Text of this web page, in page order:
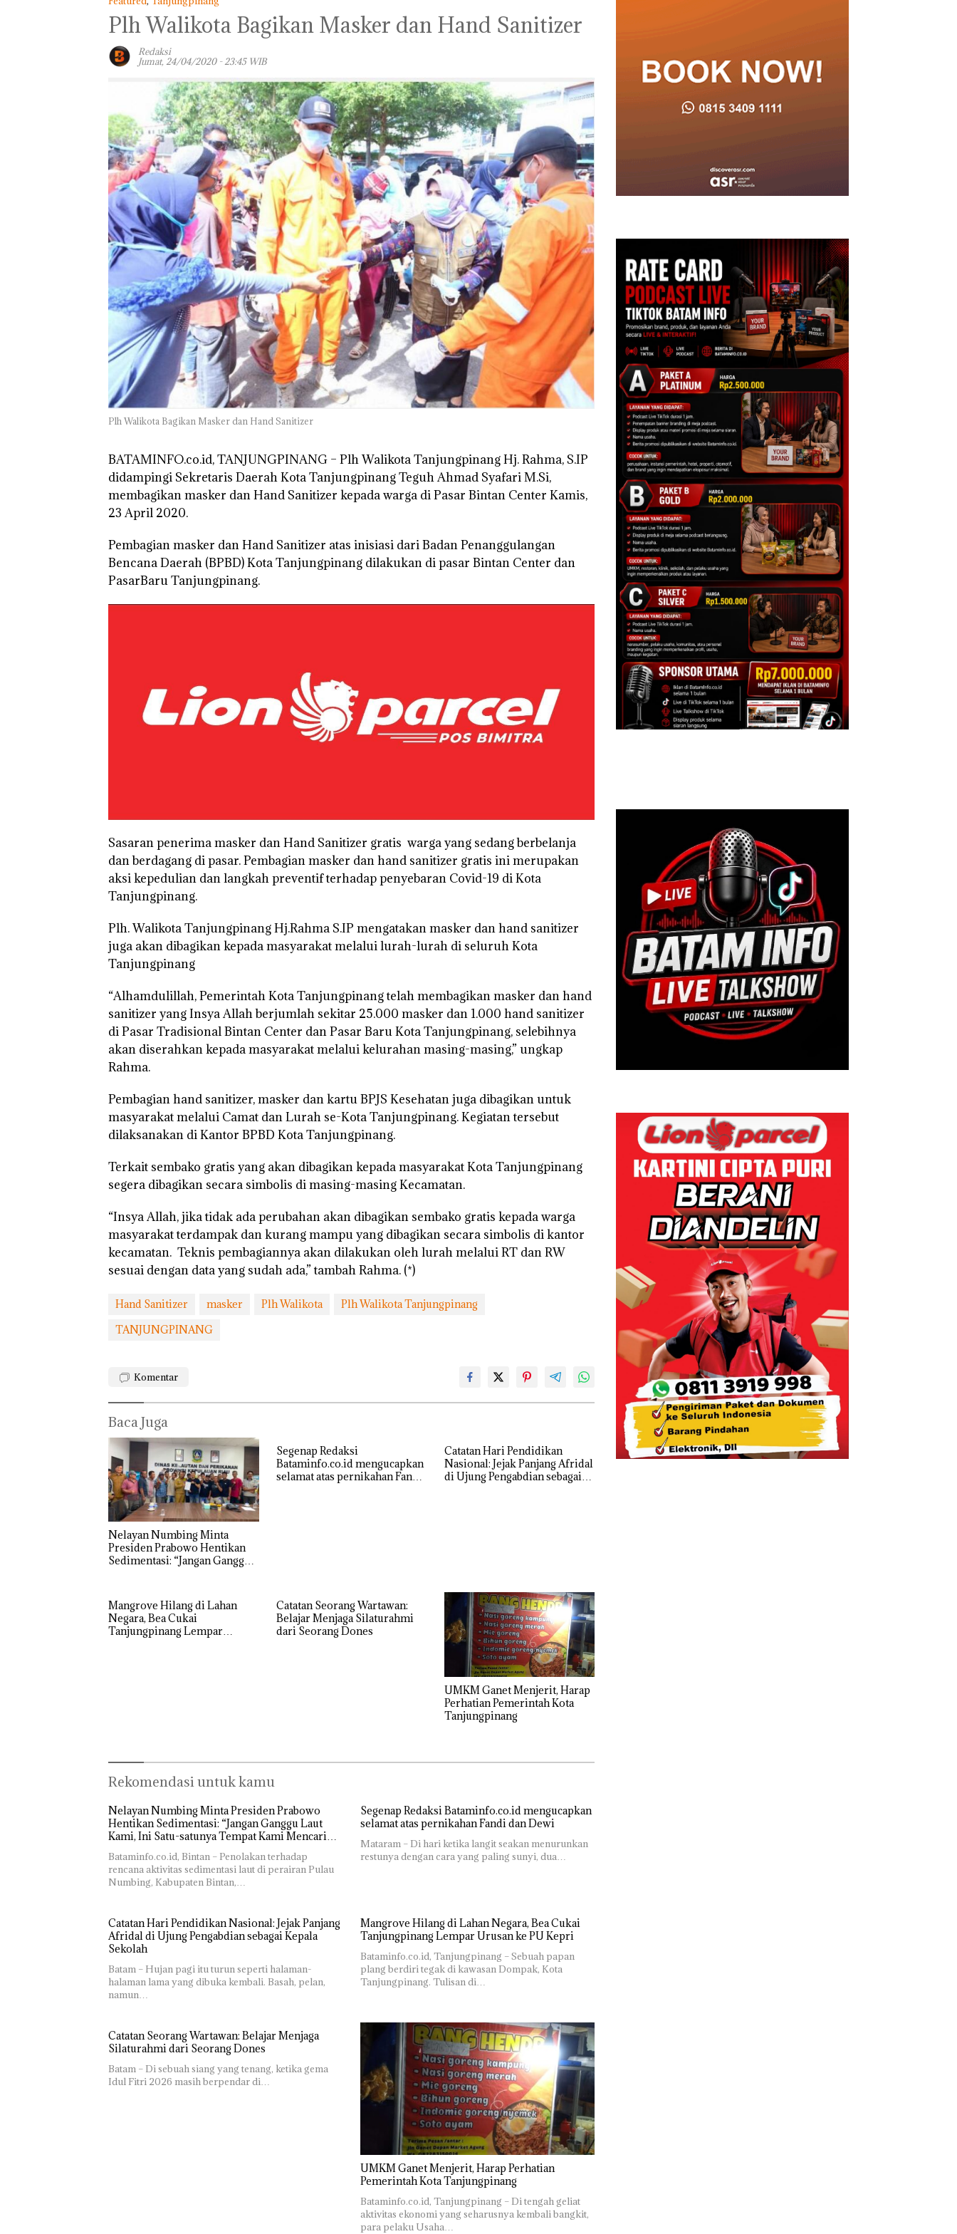
Plh Walikota Bagikan Masker dan Hand Sanitizer
Redaksi
Jumat, 24/04/2020 - 23:45 WIB
Plh Walikota Bagikan Masker dan Hand Sanitizer
BATAMINFO.co.id, TANJUNGPINANG – Plh Walikota Tanjungpinang Hj. Rahma, S.IP
didampingi Sekretaris Daerah Kota Tanjungpinang Teguh Ahmad Syafari M.Si,
membagikan masker dan Hand Sanitizer kepada warga di Pasar Bintan Center Kamis,
23 April 2020.
Pembagian masker dan Hand Sanitizer atas inisiasi dari Badan Penanggulangan
Bencana Daerah (BPBD) Kota Tanjungpinang dilakukan di pasar Bintan Center dan
PasarBaru Tanjungpinang.
Sasaran penerima masker dan Hand Sanitizer gratis warga yang sedang berbelanja
dan berdagang di pasar. Pembagian masker dan hand sanitizer gratis ini merupakan
aksi kepedulian dan langkah preventif terhadap penyebaran Covid-19 di Kota
Tanjungpinang.
Plh. Walikota Tanjungpinang Hj.Rahma S.IP mengatakan masker dan hand sanitizer
juga akan dibagikan kepada masyarakat melalui lurah-lurah di seluruh Kota
Tanjungpinang
“Alhamdulillah, Pemerintah Kota Tanjungpinang telah membagikan masker dan hand
sanitizer yang Insya Allah berjumlah sekitar 25.000 masker dan 1.000 hand sanitizer
di Pasar Tradisional Bintan Center dan Pasar Baru Kota Tanjungpinang, selebihnya
akan diserahkan kepada masyarakat melalui kelurahan masing-masing,” ungkap
Rahma.
Pembagian hand sanitizer, masker dan kartu BPJS Kesehatan juga dibagikan untuk
masyarakat melalui Camat dan Lurah se-Kota Tanjungpinang. Kegiatan tersebut
dilaksanakan di Kantor BPBD Kota Tanjungpinang.
Terkait sembako gratis yang akan dibagikan kepada masyarakat Kota Tanjungpinang
segera dibagikan secara simbolis di masing-masing Kecamatan.
“Insya Allah, jika tidak ada perubahan akan dibagikan sembako gratis kepada warga
masyarakat terdampak dan kurang mampu yang dibagikan secara simbolis di kantor
kecamatan. Teknis pembagiannya akan dilakukan oleh lurah melalui RT dan RW
sesuai dengan data yang sudah ada,” tambah Rahma. (*)
Hand Sanitizer masker Plh Walikota
Plh Walikota Tanjungpinang
TANJUNGPINANG
Komentar
Baca Juga
Nelayan Numbing Minta
Presiden Prabowo Hentikan
Sedimentasi: “Jangan Ganggu
Segenap Redaksi
Bataminfo.co.id mengucapkan
selamat atas pernikahan Fandi
Catatan Hari Pendidikan
Nasional: Jejak Panjang Afridal
di Ujung Pengabdian sebagai
Mangrove Hilang di Lahan
Negara, Bea Cukai
Tanjungpinang Lempar
Catatan Seorang Wartawan:
Belajar Menjaga Silaturahmi
dari Seorang Dones
UMKM Ganet Menjerit, Harap
Perhatian Pemerintah Kota
Tanjungpinang
Rekomendasi untuk kamu
Nelayan Numbing Minta Presiden Prabowo
Hentikan Sedimentasi: “Jangan Ganggu Laut
Kami, Ini Satu-satunya Tempat Kami Mencari
Bataminfo.co.id, Bintan – Penolakan terhadap
rencana aktivitas sedimentasi laut di perairan Pulau
Numbing, Kabupaten Bintan,…
Segenap Redaksi Bataminfo.co.id mengucapkan
selamat atas pernikahan Fandi dan Dewi
Mataram – Di hari ketika langit seakan menurunkan
restunya dengan cara yang paling sunyi, dua…
Catatan Hari Pendidikan Nasional: Jejak Panjang
Afridal di Ujung Pengabdian sebagai Kepala
Sekolah
Batam – Hujan pagi itu turun seperti halaman-
halaman lama yang dibuka kembali. Basah, pelan,
namun…
Mangrove Hilang di Lahan Negara, Bea Cukai
Tanjungpinang Lempar Urusan ke PU Kepri
Bataminfo.co.id, Tanjungpinang – Sebuah papan
plang berdiri tegak di kawasan Dompak, Kota
Tanjungpinang. Tulisan di…
Catatan Seorang Wartawan: Belajar Menjaga
Silaturahmi dari Seorang Dones
Batam – Di sebuah siang yang tenang, ketika gema
Idul Fitri 2026 masih berpendar di…
UMKM Ganet Menjerit, Harap Perhatian
Pemerintah Kota Tanjungpinang
Bataminfo.co.id, Tanjungpinang – Di tengah geliat
aktivitas ekonomi yang seharusnya kembali bangkit,
para pelaku Usaha…